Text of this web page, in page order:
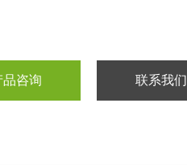
品咨询 联系我们